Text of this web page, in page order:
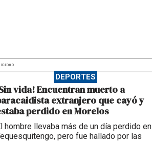
DEPORTES
vida! Encuentran muerto a
extranjero que cayó y
perdido en Morelos
hombre llevaba más de un día perdido en
pero fue hallado por las